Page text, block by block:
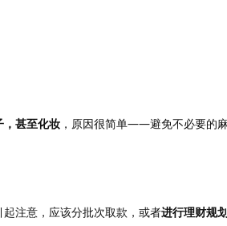
，甚至化妆 ，原因很简单——避免不必要的
注意，应该分批次取款，或者进行理财规